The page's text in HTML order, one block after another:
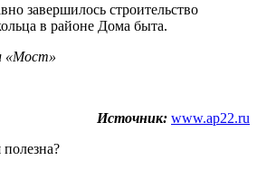
завершилось строительство
в районе Дома быта.
«Мост»
Источник: www.ap22.ru